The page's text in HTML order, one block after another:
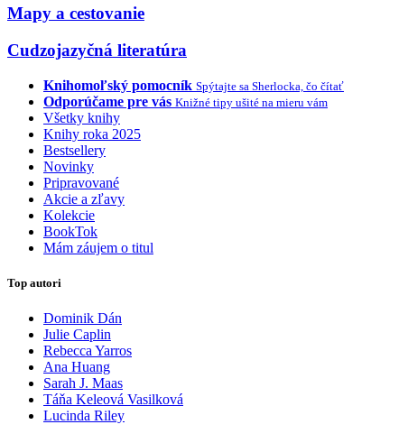
Mapy a cestovanie
Cudzojazyčná literatúra
Knihomoľský pomocník Spýtajte sa Sherlocka, čo čítať
Odporúčame pre vás Knižné tipy ušité na mieru vám
Všetky knihy
Knihy roka 2025
Bestsellery
Novinky
Pripravované
Akcie a zľavy
Kolekcie
BookTok
Mám záujem o titul
Top autori
Dominik Dán
Julie Caplin
Rebecca Yarros
Ana Huang
Sarah J. Maas
Táňa Keleová Vasilková
Lucinda Riley